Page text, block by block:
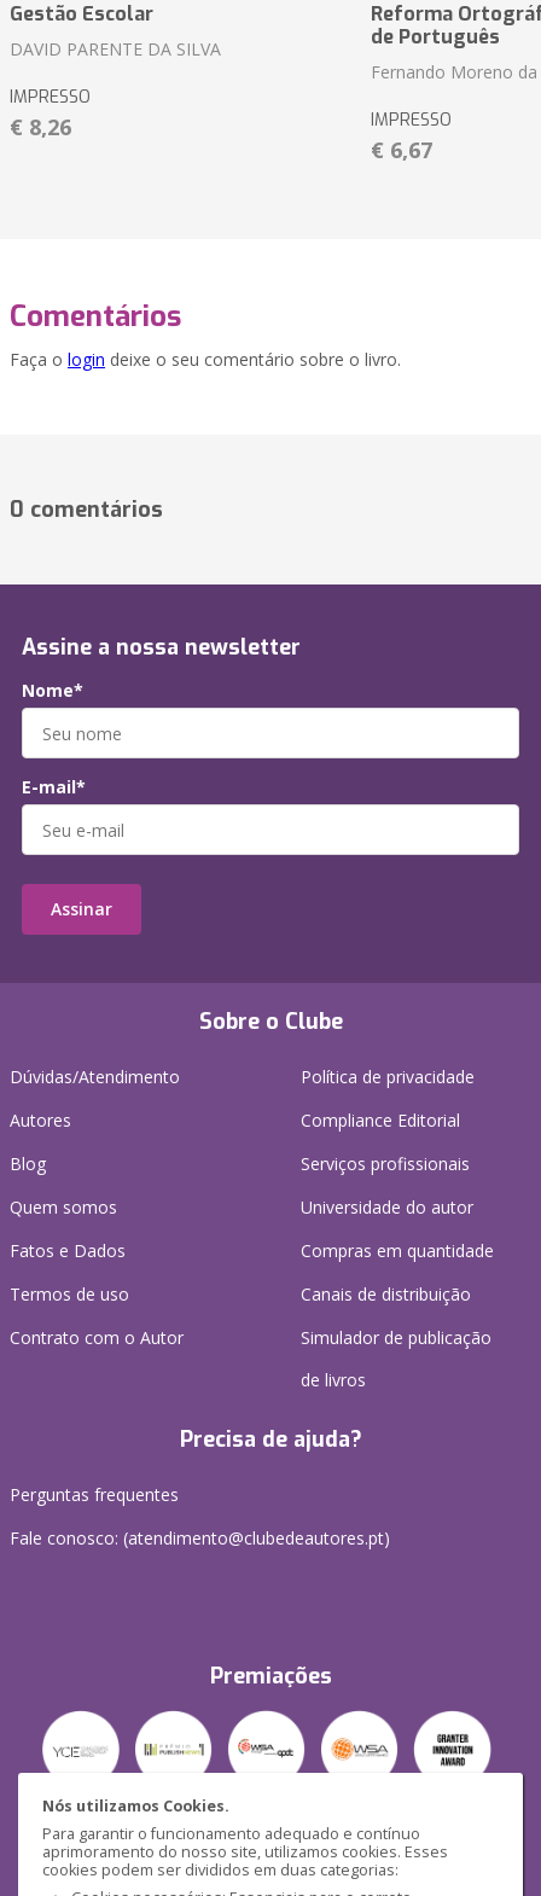
Nós utilizamos Cookies.
Para garantir o funcionamento adequado e contínuo
aprimoramento do nosso site, utilizamos cookies. Esses
cookies podem ser divididos em duas categorias:
Gestão Escolar
DAVID PARENTE DA SILVA
IMPRESSO
€ 8,26
Reforma
de Português
Fernando Moreno da
IMPRESSO
€ 6,67
Comentários
Faça o login deixe o seu comentário sobre o livro.
0 comentários
Sobre o Clube
Dúvidas/Atendimento
Autores
Blog
Quem somos
Fatos e Dados
Termos de uso
Contrato com o Autor
Política de privacidade
Compliance Editorial
Serviços profissionais
Universidade do autor
Compras em quantidade
Canais de distribuição
Simulador de publicação
de livros
Precisa de ajuda?
Perguntas frequentes
Fale conosco: (atendimento@clubedeautores.pt)
Premiações
Segurança
Assine a nossa newsletter
Nome*
E-mail*
Assinar